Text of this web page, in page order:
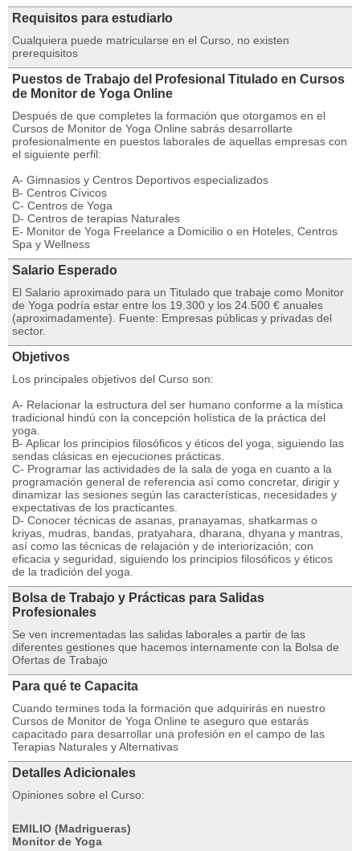
Requisitos para estudiarlo
Cualquiera puede matricularse en el Curso, no existen
prerequisitos
Puestos de Trabajo del Profesional Titulado en Cursos
de Monitor de Yoga Online
Después de que completes la formación que otorgamos en el
Cursos de Monitor de Yoga Online sabrás desarrollarte
profesionalmente en puestos laborales de aquellas empresas con
el siguiente perfil:
A- Gimnasios y Centros Deportivos especializados
B- Centros Cívicos
C- Centros de Yoga
D- Centros de terapias Naturales
E- Monitor de Yoga Freelance a Domicilio o en Hoteles, Centros
Spa y Wellness
Salario Esperado
El Salario aproximado para un Titulado que trabaje como Monitor
de Yoga podría estar entre los 19.300 y los 24.500 € anuales
(aproximadamente). Fuente: Empresas públicas y privadas del
sector.
Objetivos
Los principales objetivos del Curso son:
A- Relacionar la estructura del ser humano conforme a la mística
tradicional hindú con la concepción holística de la práctica del
yoga.
B- Aplicar los principios filosóficos y éticos del yoga, siguiendo las
sendas clásicas en ejecuciones prácticas.
C- Programar las actividades de la sala de yoga en cuanto a la
programación general de referencia así como concretar, dirigir y
dinamizar las sesiones según las características, necesidades y
expectativas de los practicantes.
D- Conocer técnicas de asanas, pranayamas, shatkarmas o
kriyas, mudras, bandas, pratyahara, dharana, dhyana y mantras,
así como las técnicas de relajación y de interiorización; con
eficacia y seguridad, siguiendo los principios filosóficos y éticos
de la tradición del yoga.
Bolsa de Trabajo y Prácticas para Salidas
Profesionales
Se ven incrementadas las salidas laborales a partir de las
diferentes gestiones que hacemos internamente con la Bolsa de
Ofertas de Trabajo
Para qué te Capacita
Cuando termines toda la formación que adquirirás en nuestro
Cursos de Monitor de Yoga Online te aseguro que estarás
capacitado para desarrollar una profesión en el campo de las
Terapias Naturales y Alternativas
Detalles Adicionales
Opiniones sobre el Curso:
EMILIO (Madrigueras)
Monitor de Yoga